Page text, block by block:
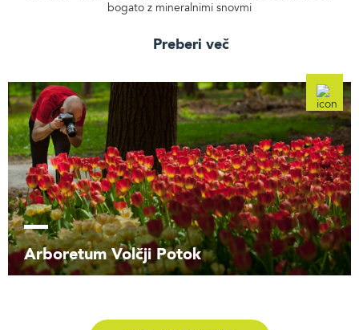
bogato z mineralnimi snovmi
Preberi več
Arboretum Volčji Potok